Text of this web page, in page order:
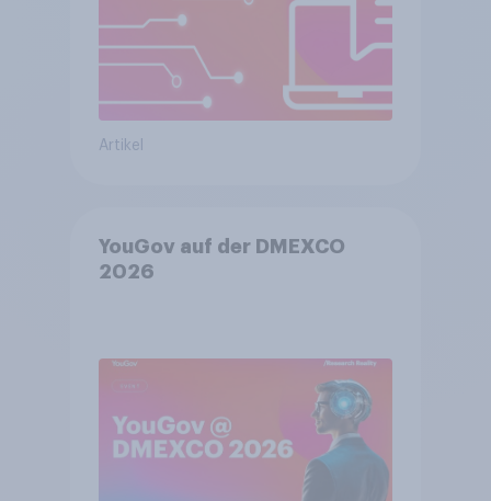
Artikel
YouGov auf der DMEXCO
2026